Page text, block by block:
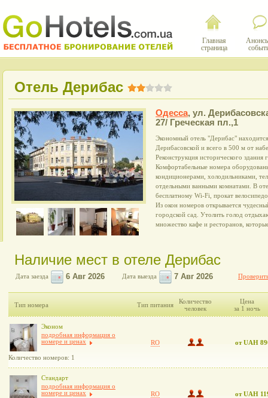
Главная
страница
Отель Дерибас
Одесса, ул.
27/ Греческая пл.,1
Экономный отель "Дерибас"
Дерибасовской и всего в 500 м от
Реконструкция исторического
Комфортабельные номера
кондиционерами, холодильниками,
отдельными ванными комнатами. В
бесплатному Wi-Fi, прокат
Из окон номеров открывается
городской сад. Утолить голод
множество кафе и ресторанов,
Наличие мест в отеле Дерибас
Дата заезда Дата выезда
Тип номера Тип питания
Количество
человек
Цена
за 1 ночь
Эконом
подробная информация о
номере и ценах
Количество номеров: 1
RO от UAH
Стандарт
подробная информация о
номере и ценах
RO от UAH